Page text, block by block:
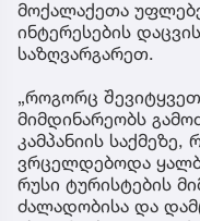
მოქალაქეთა
ინტერესების
საზღვარგარეთ.
„როგორც
მიმდინარეობს
კამპანიის
ვრცელდებოდა
რუსი ტურისტების
ძალადობისა და